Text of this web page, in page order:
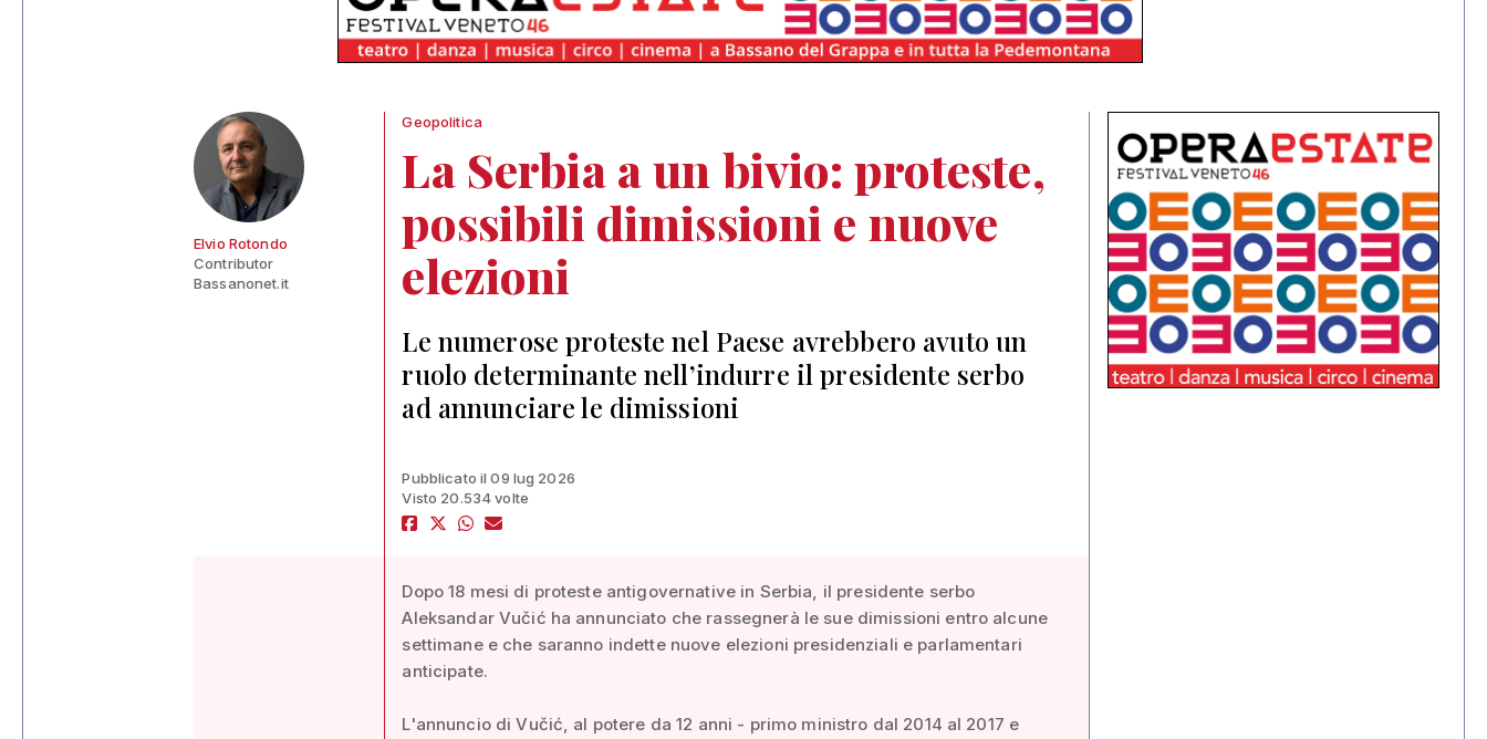
Elvio Rotondo
Contributor
Bassanonet.it
Geopolitica
La Serbia a un bivio: proteste,
possibili dimissioni e nuove
elezioni
Le numerose proteste nel Paese avrebbero avuto un
ruolo determinante nell’indurre il presidente serbo
ad annunciare le dimissioni
Pubblicato il 09 lug 2026
Visto 20.534 volte
Dopo 18 mesi di proteste antigovernative in Serbia, il presidente serbo
Aleksandar Vučić ha annunciato che rassegnerà le sue dimissioni entro alcune
settimane e che saranno indette nuove elezioni presidenziali e parlamentari
anticipate.
L'annuncio di Vučić, al potere da 12 anni - primo ministro dal 2014 al 2017 e